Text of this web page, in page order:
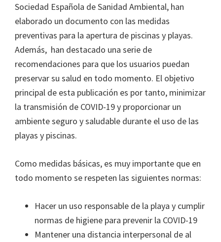
Sociedad Española de Sanidad Ambiental, han
elaborado un documento con las medidas
preventivas para la apertura de piscinas y playas.
Además, han destacado una serie de
recomendaciones para que los usuarios puedan
preservar su salud en todo momento. El objetivo
principal de esta publicación es por tanto, minimizar
la transmisión de COVID-19 y proporcionar un
ambiente seguro y saludable durante el uso de las
playas y piscinas.
Como medidas básicas, es muy importante que en
todo momento se respeten las siguientes normas:
Hacer un uso responsable de la playa y cumplir
normas de higiene para prevenir la COVID-19
Mantener una distancia interpersonal de al